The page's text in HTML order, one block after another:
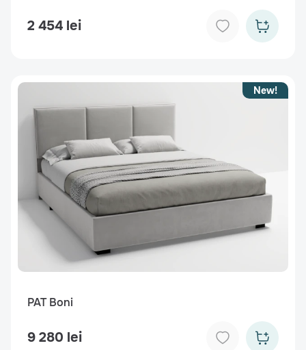
2 454 lei
New!
PAT Boni
9 280 lei